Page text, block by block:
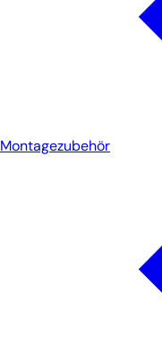
Montagezubehör